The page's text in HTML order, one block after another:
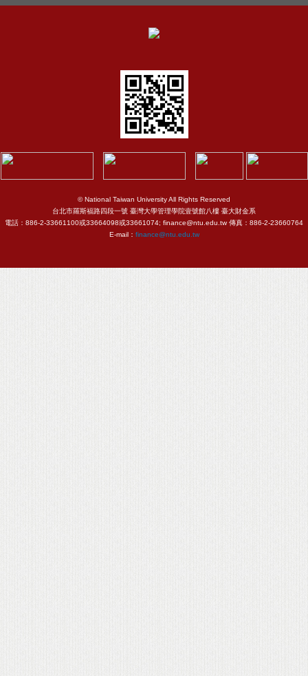
© National Taiwan University All Rights Reserved
台北市羅斯福路四段一號 臺灣大學管理學院壹號館八樓 臺大財金系
電話：886-2-33661100或33664098或33661074; finance@ntu.edu.tw 傳真：886-2-23660764
E-mail： finance@ntu.edu.tw